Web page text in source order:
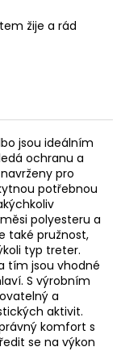
žije a rád
jsou ideálním
ochranu a
pro
potřebnou
polyesteru a
také pružnost,
typ treter.
tím jsou vhodné
S výrobním
a
aktivit.
komfort s
se na výkon